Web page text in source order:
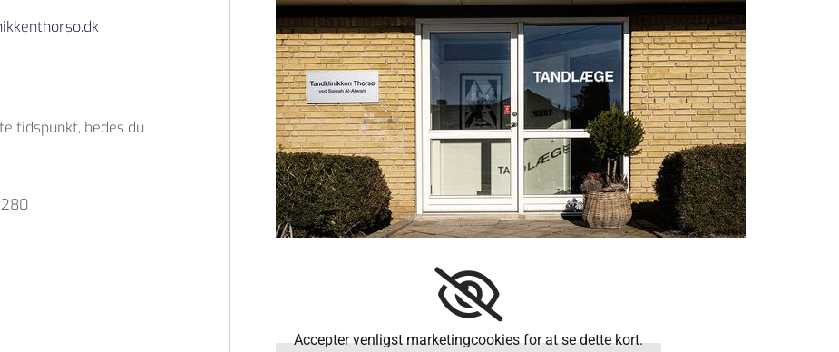
tidspunkt, bedes du
Accepter venligst marketingcookies for at se dette kort.